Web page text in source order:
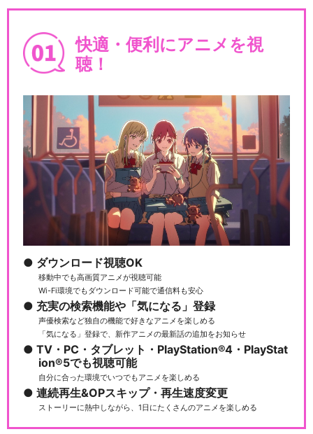
航海
「宇宙戦艦ヤマト」という時
代 西暦2202年の…
「宇宙戦艦ヤマト2205 新た
なる旅立ち」後章…
『ヤマトよ永遠に REBEL319
快適・便利にアニメを視
聴！
ダウンロード視聴OK
移動中でも高画質アニメが視聴可能
Wi-Fi環境でもダウンロード可能で通信料も安心
充実の検索機能や「気になる」登録
声優検索など独自の機能で好きなアニメを楽しめる
「気になる」登録で、新作アニメの最新話の追加をお知らせ
TV・PC・タブレット・PlayStation®4・PlayStat
ion®5でも視聴可能
自分に合った環境でいつでもアニメを楽しめる
連続再生&OPスキップ・再生速度変更
ストーリーに熱中しながら、1日にたくさんのアニメを楽しめる